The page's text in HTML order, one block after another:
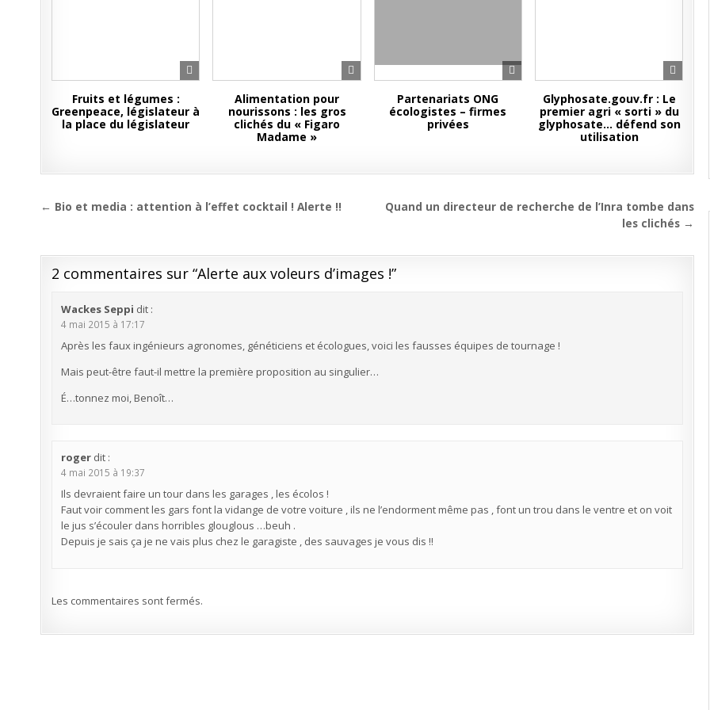
Fruits et légumes :
Greenpeace, législateur à
la place du législateur
Alimentation pour
nourissons : les gros
clichés du « Figaro
Madame »
Partenariats ONG
écologistes – firmes
privées
Glyphosate.gouv.fr : Le
premier agri « sorti » du
glyphosate… défend son
utilisation
Navigation
l’article
Quand un directeur de recherche de l’Inra tombe dans
les clichés →
← Bio et media : attention à l’effet cocktail ! Alerte !!
2 commentaires sur “Alerte aux voleurs d’images !”
Wackes Seppi dit :
4 mai 2015 à 17:17
Après les faux ingénieurs agronomes, généticiens et écologues, voici les fausses équipes de tournage !
Mais peut-être faut-il mettre la première proposition au singulier…
É…tonnez moi, Benoît…
roger dit :
4 mai 2015 à 19:37
Ils devraient faire un tour dans les garages , les écolos !
Faut voir comment les gars font la vidange de votre voiture , ils ne l’endorment même pas , font un trou dans le ventre et on voit
le jus s’écouler dans horribles glouglous …beuh .
Depuis je sais ça je ne vais plus chez le garagiste , des sauvages je vous dis !!
Les commentaires sont fermés.